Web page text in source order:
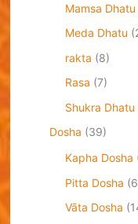
Mamsa Dhatu
Meda Dhatu
rakta (8)
Rasa (7)
Shukra Dhatu
Dosha (39)
Kapha Dosha
Pitta Dosha
Vāta Dosha